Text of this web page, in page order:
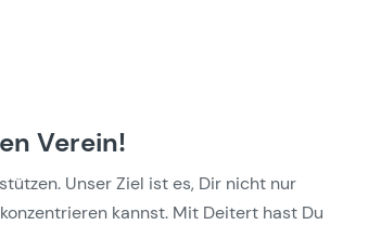
Verein!
Unser Ziel ist es, Dir nicht nur
kannst. Mit Deitert hast Du